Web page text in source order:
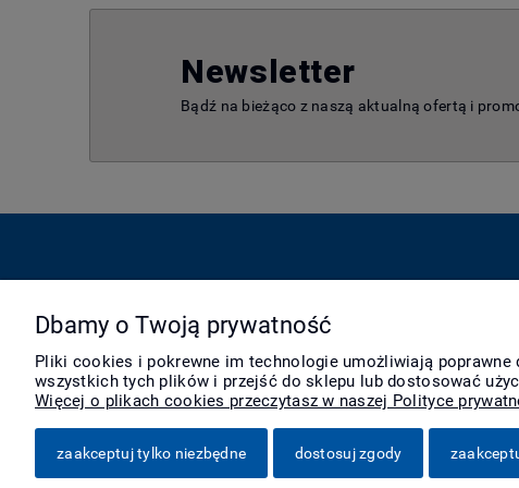
Newsletter
Bądź na bieżąco z naszą aktualną ofertą i
Zwroty i reklamacje
Pytania i odpowiedzi
Regulamin
Twoje zamówienia
Ustawienia konta
Przechowalnia
Dbamy o Twoją prywatność
Pliki cookies i pokrewne im technologie umożliwiają
wszystkich tych plików i przejść do sklepu lub dostosować
Więcej o plikach cookies przeczytasz w naszej Polityce
zaakceptuj tylko niezbędne dostosuj zgody